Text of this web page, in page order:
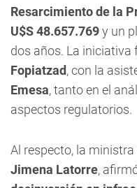
Resarcimiento de la
U$S 48.657.769y un
dos años. La iniciativa
Fopiatzad, con la
Emesa, tanto en el
aspectos regulatorios.
Al respecto, la
Jimena Latorre,